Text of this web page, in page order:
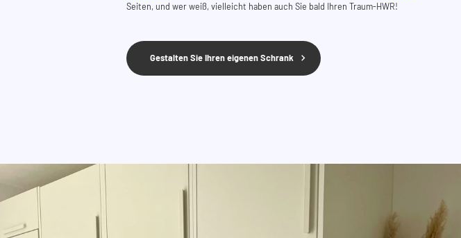
Seiten, und wer weiß, vielleicht haben auch Sie bald Ihren Traum-HWR!
Gestalten Sie Ihren eigenen Schrank